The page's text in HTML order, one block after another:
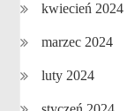
kwiecień 2024
marzec 2024
luty 2024